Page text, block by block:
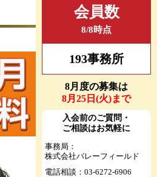
初月無料の入会特典！
会員数
8/8時点
193事務所
8月度の募集は
8月25日(火)まで
入会前のご質問・
ご相談はお気軽に
事務局：
株式会社バレーフィールド
電話相談：03-6272-6906